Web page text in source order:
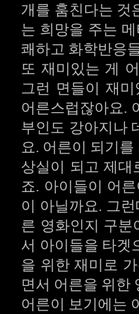
개를 훔친다는 것
는 희망을 주는
쾌하고 화학반응
또 재미있는 게
그런 면들이 재
어른스럽잖아요.
부인도 강아지나
요. 어른이 되기
상실이 되고 제대
죠. 아이들이 어
이 아닐까요. 그
른 영화인지 구분
서 아이들을 타겟
을 위한 재미로
면서 어른을 위한
어른이 보기에는